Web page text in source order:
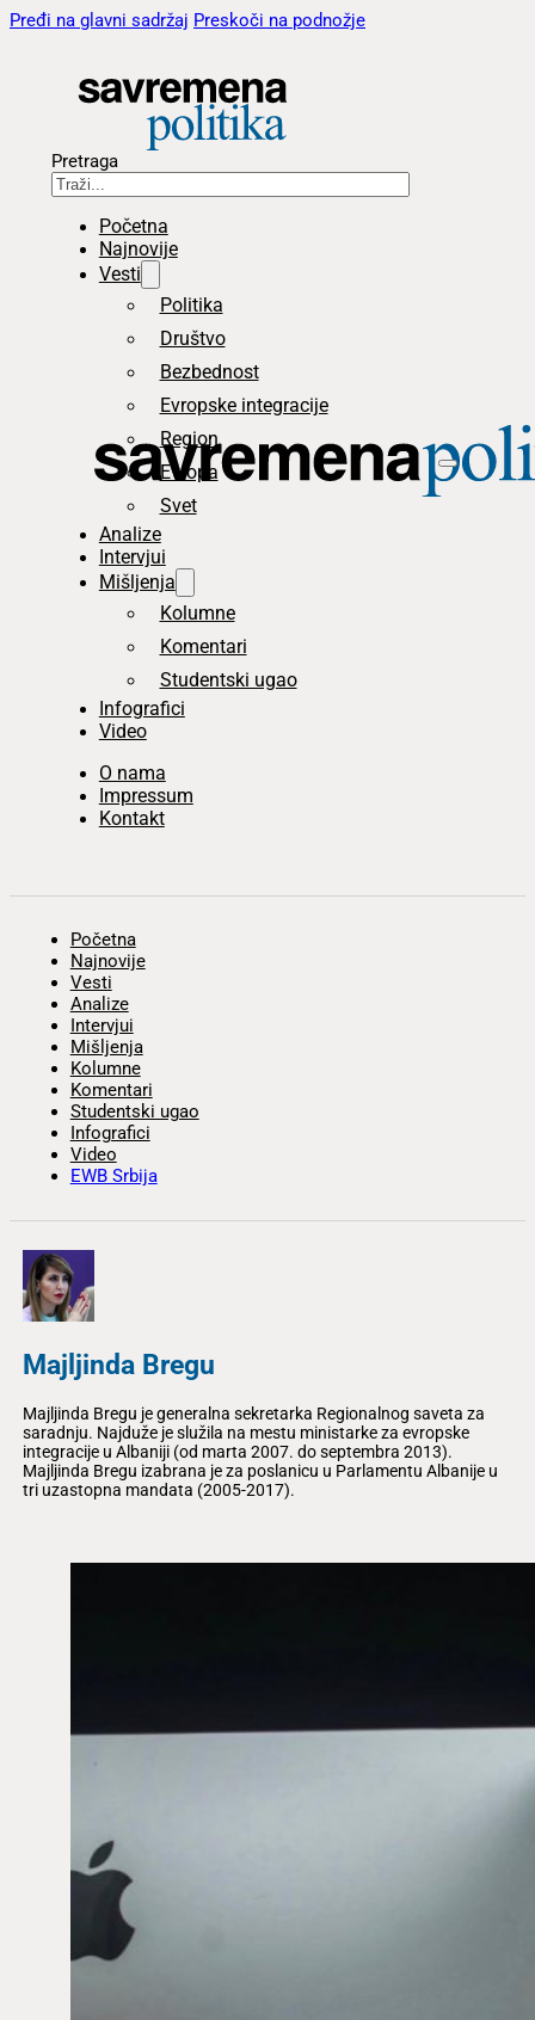
Pređi na glavni sadržaj Preskoči na podnožje
Pretraga
Početna
Najnovije
Vesti
Politika
Društvo
Bezbednost
Evropske integracije
Region
Evropa
Svet
Analize
Intervjui
Mišljenja
Kolumne
Komentari
Studentski ugao
Infografici
Video
O nama
Impressum
Kontakt
Početna
Najnovije
Vesti
Analize
Intervjui
Mišljenja
Kolumne
Komentari
Studentski ugao
Infografici
Video
EWB Srbija
Majljinda Bregu
Majljinda Bregu je generalna sekretarka Regionalnog saveta za
saradnju. Najduže je služila na mestu ministarke za evropske
integracije u Albaniji (od marta 2007. do septembra 2013).
Majljinda Bregu izabrana je za poslanicu u Parlamentu Albanije u
tri uzastopna mandata (2005-2017).